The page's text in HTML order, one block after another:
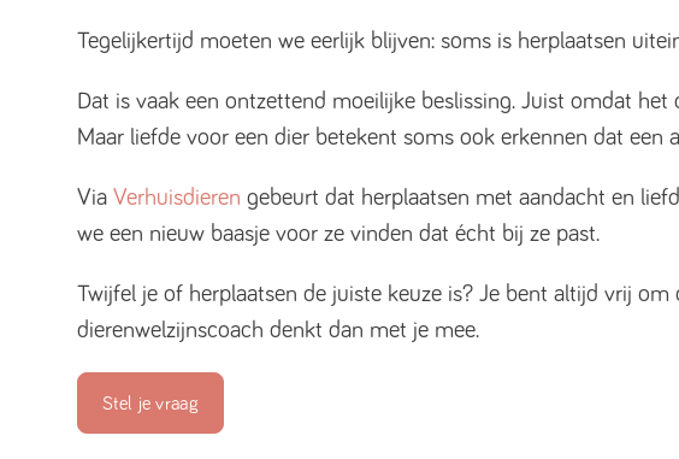
Tegelijkertijd moeten we eerlijk blijven: soms is herplaatsen
Dat is vaak een ontzettend moeilijke beslissing. Juist omdat
Maar liefde voor een dier betekent soms ook erkennen dat
Via Verhuisdieren gebeurt dat herplaatsen met aandacht en
we een nieuw baasje voor ze vinden dat écht bij ze past.
Twijfel je of herplaatsen de juiste keuze is? Je bent altijd vrij
dierenwelzijnscoach denkt dan met je mee.
Stel je vraag